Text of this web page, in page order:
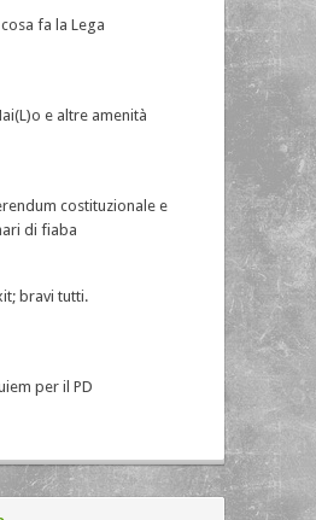
fa la Lega
e altre amenità
costituzionale e
di fiaba
bravi tutti.
per il PD